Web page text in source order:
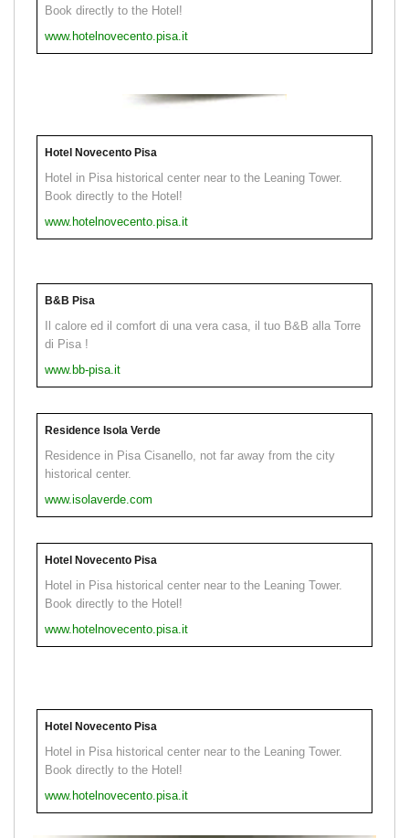
Book directly to the Hotel!
www.hotelnovecento.pisa.it
Hotel Novecento Pisa
Hotel in Pisa historical center near to the Leaning Tower.
Book directly to the Hotel!
www.hotelnovecento.pisa.it
B&B Pisa
Il calore ed il comfort di una vera casa, il tuo B&B alla Torre
di Pisa !
www.bb-pisa.it
Residence Isola Verde
Residence in Pisa Cisanello, not far away from the city
historical center.
www.isolaverde.com
Hotel Novecento Pisa
Hotel in Pisa historical center near to the Leaning Tower.
Book directly to the Hotel!
www.hotelnovecento.pisa.it
Hotel Novecento Pisa
Hotel in Pisa historical center near to the Leaning Tower.
Book directly to the Hotel!
www.hotelnovecento.pisa.it